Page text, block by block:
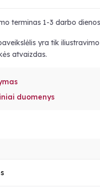
terminas 1-3 darbo
yra tik
atvaizdas.
duomenys